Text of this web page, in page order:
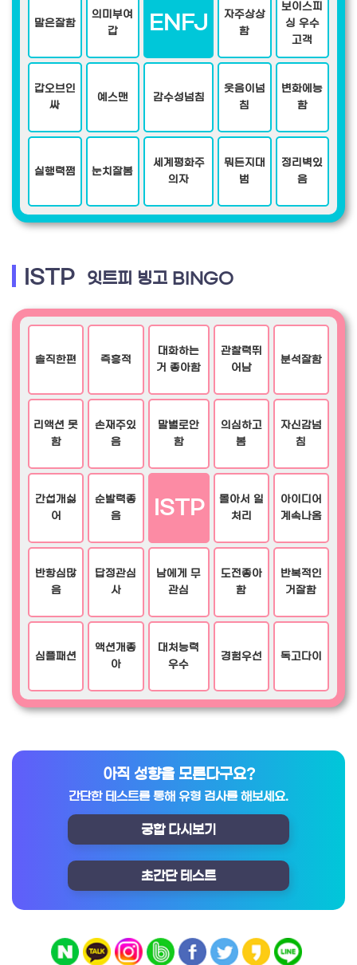
말은잘함
의미부여
갑
ENFJ
자주상상
함
보이스피
싱 우수
고객
갑오브인
싸
예스맨 감수성넘침
웃음이넘
침
변화에능
함
실행력쩜 눈치잘봄
세계평화주
의자
뭐든지대
범
정리벽있
음
ISTP 잇트피 빙고 BINGO
솔직한편 즉흥적
대화하는
거 좋아함
관찰력뛰
어남
분석잘함
리액션 못
함
손재주있
음
말별로안
함
의심하고
봄
자신감넘
침
간섭개싫
어
순발력좋
음
ISTP
몰아서 일
처리
아이디어
계속나옴
반항심많
음
답정관심
사
남에게 무
관심
도전좋아
함
반복적인
거잘함
심플패션
액션개좋
아
대처능력
우수
경험우선 독고다이
아직 성향을 모른다구요?
간단한 테스트를 통해 유형 검사를 해보세요.
궁합 다시보기
초간단 테스트